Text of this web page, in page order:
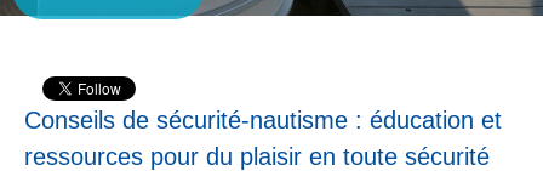
Conseils de sécurité-nautisme : éducation et
ressources pour du plaisir en toute sécurité